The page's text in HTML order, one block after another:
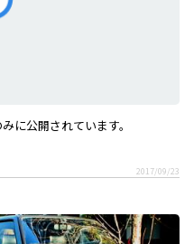
に公開されています。
2017/09/23